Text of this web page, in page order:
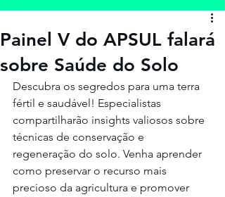
Painel V do APSUL falará
sobre Saúde do Solo
Descubra os segredos para uma terra
fértil e saudável! Especialistas
compartilharão insights valiosos sobre
técnicas de conservação e
regeneração do solo. Venha aprender
como preservar o recurso mais
precioso da agricultura e promover